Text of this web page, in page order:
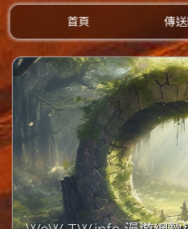
首頁 傳送